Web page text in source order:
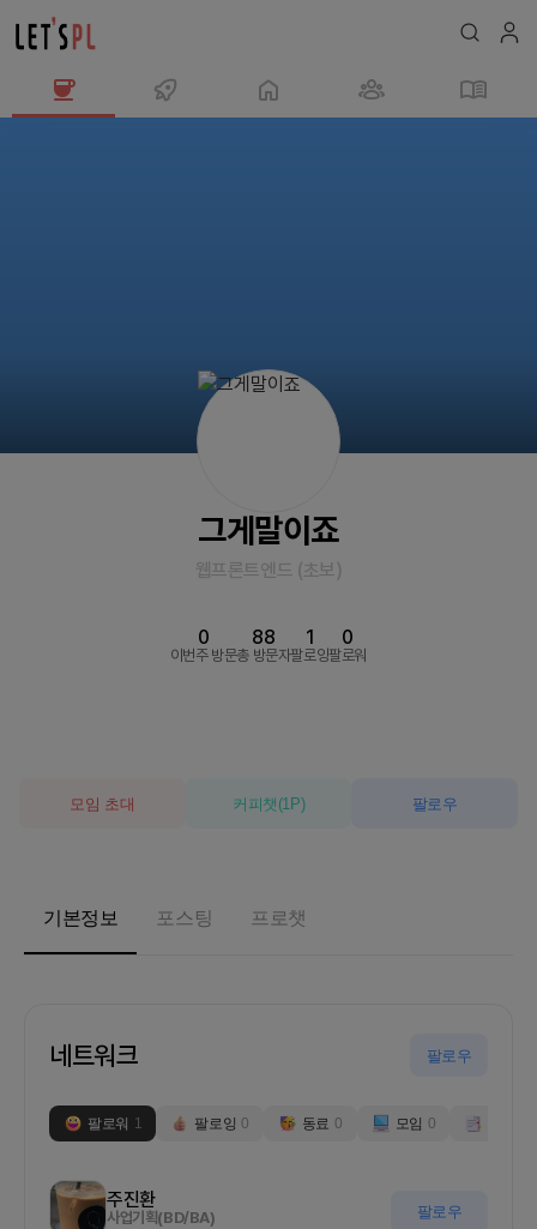
그게말이죠
웹프론트엔드 (초보)
이번주 방문
0
총 방문자
88
팔로잉
1
팔로워
0
모임 초대 커피챗 (1 P) 팔로우
기본정보 포스팅 프로챗
네트워크 팔로우
팔로워 1 팔로잉 0 동료 0 모임 0
주진환
사업기획(BD/BA) 팔로우